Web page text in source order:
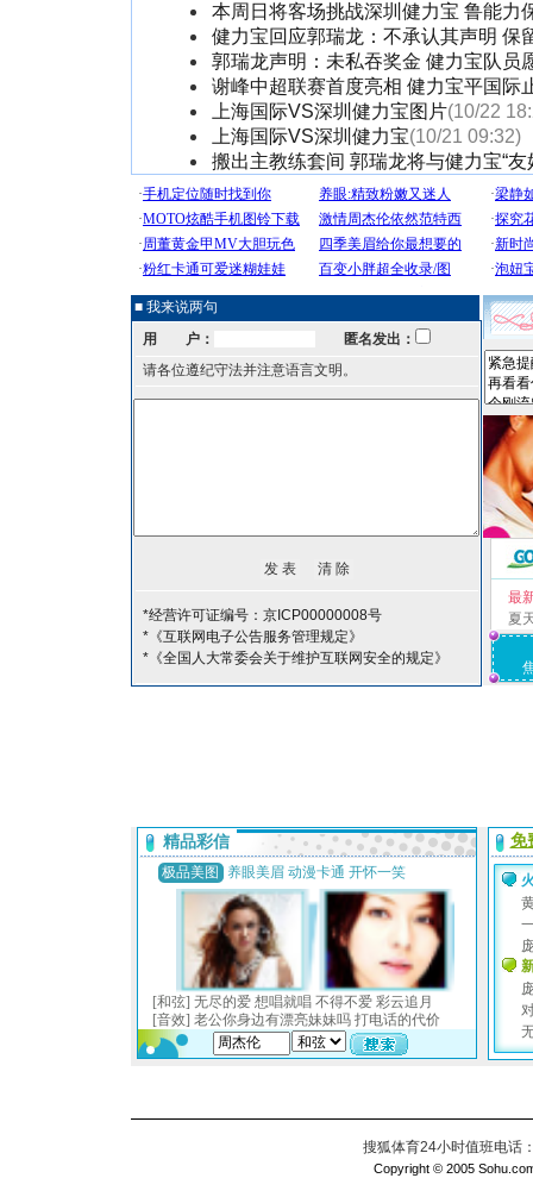
本周日将客场挑战深圳健力宝 鲁能力
健力宝回应郭瑞龙：不承认其声明 保
郭瑞龙声明：未私吞奖金 健力宝队员
谢峰中超联赛首度亮相 健力宝平国际
上海国际VS深圳健力宝图片(10/22
上海国际VS深圳健力宝(10/21 09:32)
搬出主教练套间 郭瑞龙将与健力宝“友
■ 我来说两句
用 户：
匿名发出：
请各位遵纪守法并注意语言文明。
*经营许可证编号：京ICP00000008号
*《互联网电子公告服务管理规定》
*《全国人大常委会关于维护互联网安全的规定》
最
夏
搜狐体育24小时值班电话
Copyright © 2005